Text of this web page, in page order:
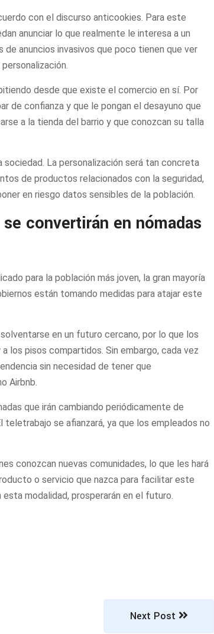
con el discurso anticookies. Para este
anunciar lo que realmente le interesa a un
anuncios invasivos que poco tienen que ver
desde que existe el comercio en sí. Por
de confianza y que le pongan el desayuno que
a la tienda del barrio y que conozcan su talla
La personalización será tan concreta
de productos relacionados con la seguridad,
en riesgo datos sensibles de la población.
convertirán en nómadas
para la población más joven, la gran mayoría
están tomando medidas para atajar este
en un futuro cercano, por lo que los
los pisos compartidos. Sin embargo, cada vez
sin necesidad de tener que
Airbnb.
que irán cambiando periódicamente de
teletrabajo se afianzará, ya que los empleados no
conozcan nuevas comunidades, lo que les hará
o servicio que nazca para facilitar este
modalidad, prosperarán en el futuro.
Next Post